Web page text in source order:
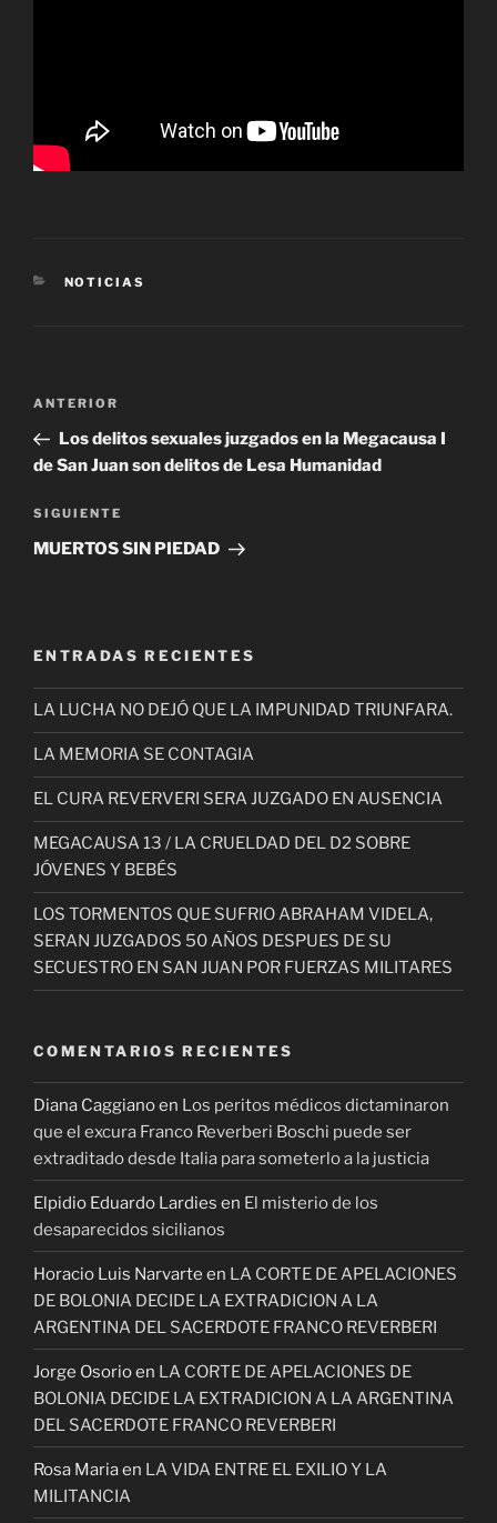
CATEGORÍAS
NOTICIAS
Navegación
entradas
Entrada
anterior
ANTERIOR
Los delitos sexuales juzgados en la Megacausa I
de San Juan son delitos de Lesa Humanidad
Siguiente
entrada
SIGUIENTE
MUERTOS SIN PIEDAD
ENTRADAS RECIENTES
LA LUCHA NO DEJÓ QUE LA IMPUNIDAD TRIUNFARA.
LA MEMORIA SE CONTAGIA
EL CURA REVERVERI SERA JUZGADO EN AUSENCIA
MEGACAUSA 13 / LA CRUELDAD DEL D2 SOBRE
JÓVENES Y BEBÉS
LOS TORMENTOS QUE SUFRIO ABRAHAM VIDELA,
SERAN JUZGADOS 50 AÑOS DESPUES DE SU
SECUESTRO EN SAN JUAN POR FUERZAS MILITARES
COMENTARIOS RECIENTES
Diana Caggianoen Los peritos médicos dictaminaron
que el excura Franco Reverberi Boschi puede ser
extraditado desde Italia para someterlo a la justicia
Elpidio Eduardo Lardies en El misterio de los
desaparecidos sicilianos
Horacio Luis Narvarte en LA CORTE DE APELACIONES
DE BOLONIA DECIDE LA EXTRADICION A LA
ARGENTINA DEL SACERDOTE FRANCO REVERBERI
Jorge Osorioen LA CORTE DE APELACIONES DE
BOLONIA DECIDE LA EXTRADICION A LA ARGENTINA
DEL SACERDOTE FRANCO REVERBERI
Rosa Mariaen LA VIDA ENTRE EL EXILIO Y LA
MILITANCIA